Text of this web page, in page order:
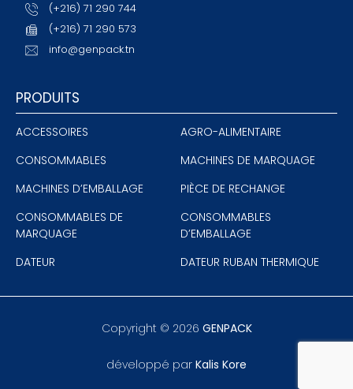
(+216) 71 290 744
(+216) 71 290 573
info@genpack.tn
PRODUITS
ACCESSOIRES
AGRO-ALIMENTAIRE
CONSOMMABLES
MACHINES DE MARQUAGE
MACHINES D’EMBALLAGE
PIÈCE DE RECHANGE
CONSOMMABLES DE
MARQUAGE
CONSOMMABLES
D’EMBALLAGE
DATEUR
DATEUR RUBAN THERMIQUE
Copyright © 2026 GENPACK
développé par Kalis Kore